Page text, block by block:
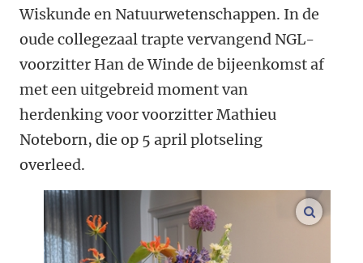
Wiskunde en Natuurwetenschappen. In de
oude collegezaal trapte vervangend NGL-
voorzitter Han de Winde de bijeenkomst af
met een uitgebreid moment van
herdenking voor voorzitter Mathieu
Noteborn, die op 5 april plotseling
overleed.